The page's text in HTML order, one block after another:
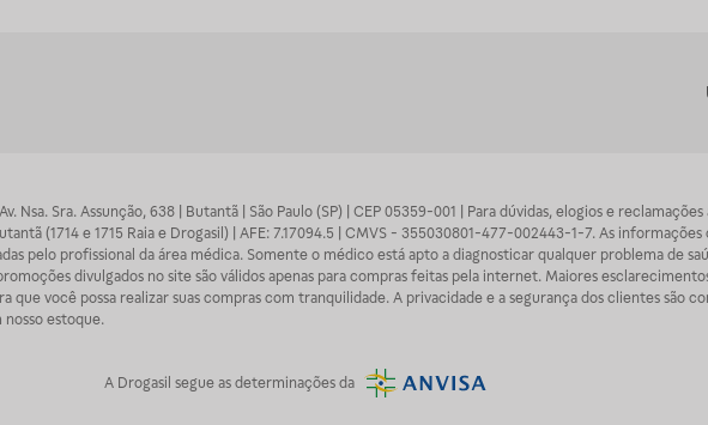
Nsa. Sra. Assunção, 638 | Butantã | São Paulo (SP) | CEP 05359-001 | Para dúvidas, elogios e reclamações
(1714 e 1715 Raia e Drogasil) | AFE: 7.17094.5 | CMVS - 355030801-477-002443-1-7. As
pelo profissional da área médica. Somente o médico está apto a diagnosticar qualquer problema de
divulgados no site são válidos apenas para compras feitas pela internet. Maiores
que você possa realizar suas compras com tranquilidade. A privacidade e a segurança dos clientes são
estoque.
A Drogasil segue as determinações da